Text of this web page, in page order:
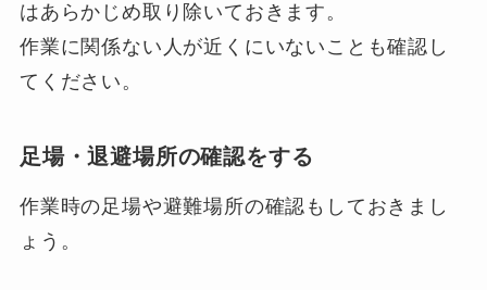
はあらかじめ取り除いておきます。
作業に関係ない人が近くにいないことも確認し
てください。
足場・退避場所の確認をする
作業時の足場や避難場所の確認もしておきまし
ょう。